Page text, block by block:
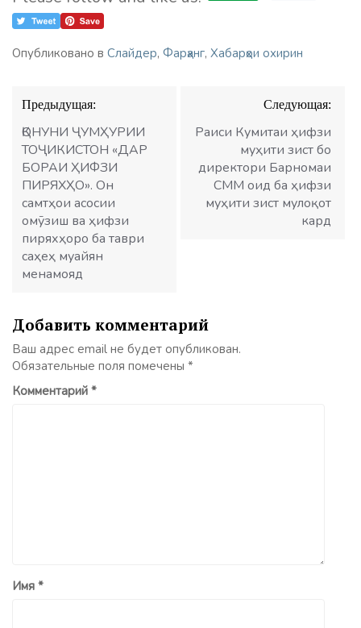
Опубликовано в Слайдер, Фарҳанг, Хабарҳои охирин
Навигация
по
записям
Предыдущая:
ҚОНУНИ ҶУМҲУРИИ
ТОҶИКИСТОН «ДАР
БОРАИ ҲИФЗИ
ПИРЯХҲО». Он
самтҳои асосии
омӯзиш ва ҳифзи
пиряхҳоро ба таври
саҳеҳ муайян
менамояд
Следующая:
Раиси Кумитаи ҳифзи
муҳити зист бо
директори Барномаи
СММ оид ба ҳифзи
муҳити зист мулоқот
кард
Добавить комментарий
Ваш адрес email не будет опубликован.
Обязательные поля помечены *
Комментарий *
Имя *